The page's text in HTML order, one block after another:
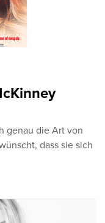
genau die Art von
dass sie sich